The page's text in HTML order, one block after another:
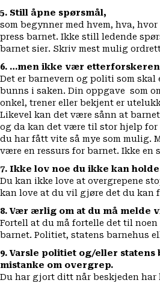
5. Still åpne spørsmål,
som begynner med hvem, hva,
press barnet. Ikke still ledende
barnet sier. Skriv mest mulig
6. …men ikke vær etterforskeren
Det er barnevern og politi som skal
bunns i saken. Din oppgave som
onkel, trener eller bekjent er
Likevel kan det være sånn at
og da kan det være til stor hjelp
du har fått vite så mye som mulig.
være en ressurs for barnet. Ikke en
7. Ikke lov noe du ikke kan
Du kan ikke love at overgrepene
kan love at du vil gjøre det du kan
8. Vær ærlig om at du må melde
Fortell at du må fortelle det til noen
barnet. Politiet, statens barnehus
9. Varsle politiet og/eller
mistanke om overgrep.
Du har gjort ditt når beskjeden har